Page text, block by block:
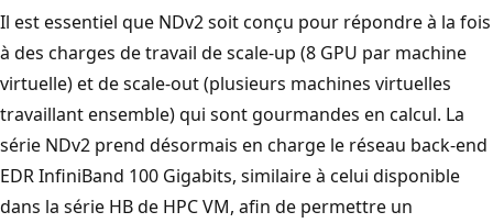
Il est essentiel que NDv2 soit conçu pour répondre à la fois
à des charges de travail de scale-up (8 GPU par machine
virtuelle) et de scale-out (plusieurs machines virtuelles
travaillant ensemble) qui sont gourmandes en calcul. La
série NDv2 prend désormais en charge le réseau back-end
EDR InfiniBand 100 Gigabits, similaire à celui disponible
dans la série HB de HPC VM, afin de permettre un